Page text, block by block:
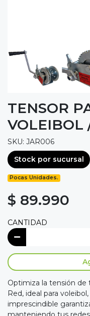
TENSOR
VOLEIBOL
SKU: JAR006
Stock por sucursal
Pocas Unidades.
$ 89.990
CANTIDAD
Optimiza la tensión de
Red, ideal para
imprescindible